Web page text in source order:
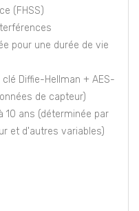
(FHSS)
pour une durée de vie
Diffie-Hellman + AES-
de capteur)
10 ans (déterminée par
et d'autres variables)